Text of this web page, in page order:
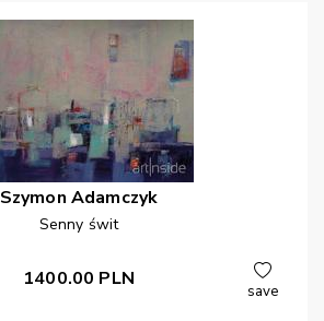
Szymon Adamczyk
Senny świt
1400.00 PLN
save